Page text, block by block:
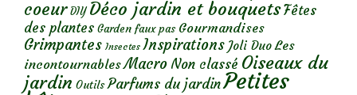
coeur DIY Déco jardin et bouquetsFêtes
des plantes Garden faux pas Gourmandises
Grimpantes Insectes Inspirations Joli Duo Les
incontournables Macro Non classé Oiseaux du
jardin Outils Parfums du jardinPetites